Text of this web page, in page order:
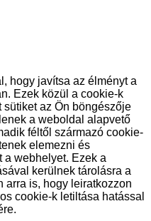
hogy javítsa az élményt a
Ezek közül a cookie-k
sütiket az Ön böngészője
a weboldal alapvető
féltől származó cookie-
elemezni és
a webhelyet. Ezek a
kerülnek tárolásra a
arra is, hogy leiratkozzon
cookie-k letiltása hatással